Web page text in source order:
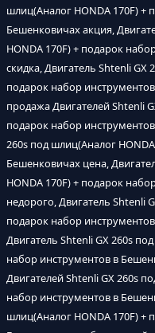
шлиц(Аналог HONDA 170F) +
Бешенковичах акция,
HONDA 170F) + подарок
скидка, Двигатель Shtenli GX
подарок набор
продажа Двигателей Shtenli
подарок набор
260s под шлиц(Аналог
Бешенковичах цена,
HONDA 170F) + подарок
недорого, Двигатель Shtenli
подарок набор
Двигатель Shtenli GX 260s
набор инструментов в
Двигателей Shtenli GX 260s
набор инструментов в
шлиц(Аналог HONDA 170F) +